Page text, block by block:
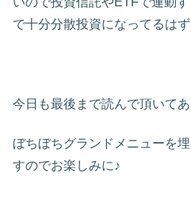
で十分分散投資になってるはず
今日も最後まで読んで頂いて
ぼちぼちグランドメニューを
すのでお楽しみに♪